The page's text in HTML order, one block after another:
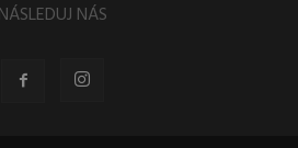
NÁSLEDUJ NÁS